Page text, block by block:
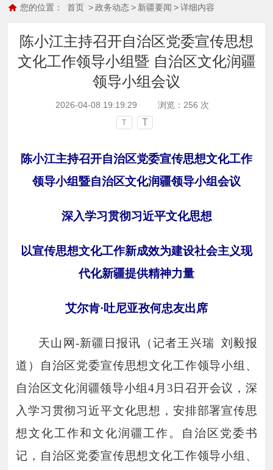
您的位置： 首页 > 政务动态 > 新疆要闻 > 详细内容
陈小江主持召开自治区党委宣传思想
文化工作领导小组暨 自治区文化润疆
领导小组会议
2026-04-08 19:19:29 浏览： 256 次
T T
陈小江主持召开自治区党委宣传思想文化工作
领导小组暨自治区文化润疆领导小组会议
深入学习贯彻习近平文化思想
以宣传思想文化工作新成效为建设社会主义现
代化新疆提供精神力量
艾尔肯·吐尼亚孜何忠友出席
天山网-新疆日报讯（记者王兴瑞 刘毅报
道）自治区党委宣传思想文化工作领导小组、
自治区文化润疆领导小组4 月 3日召开会议，深
入学习贯彻习近平文化思想，安排部署宣传思
想文化工作和文化润疆工作。自治区党委书
记，自治区党委宣传思想文化工作领导小组、